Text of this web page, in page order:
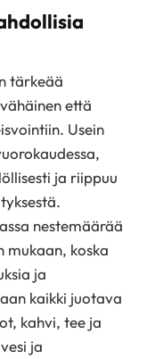
tärkeää
että
Usein
ja riippuu
nestemäärää
koska
ja
kaikki juotava
kahvi, tee ja
ja